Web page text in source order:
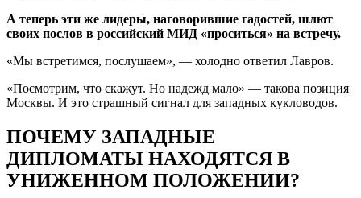
А теперь эти же лидеры, наговорившие гадостей, шлют
своих послов в российский МИД «проситься» на встречу.
«Мы встретимся, послушаем», — холодно ответил Лавров.
«Посмотрим, что скажут. Но надежд мало» — такова позиция
Москвы. И это страшный сигнал для западных кукловодов.
ПОЧЕМУ ЗАПАДНЫЕ
ДИПЛОМАТЫ НАХОДЯТСЯ В
УНИЖЕННОМ ПОЛОЖЕНИИ?